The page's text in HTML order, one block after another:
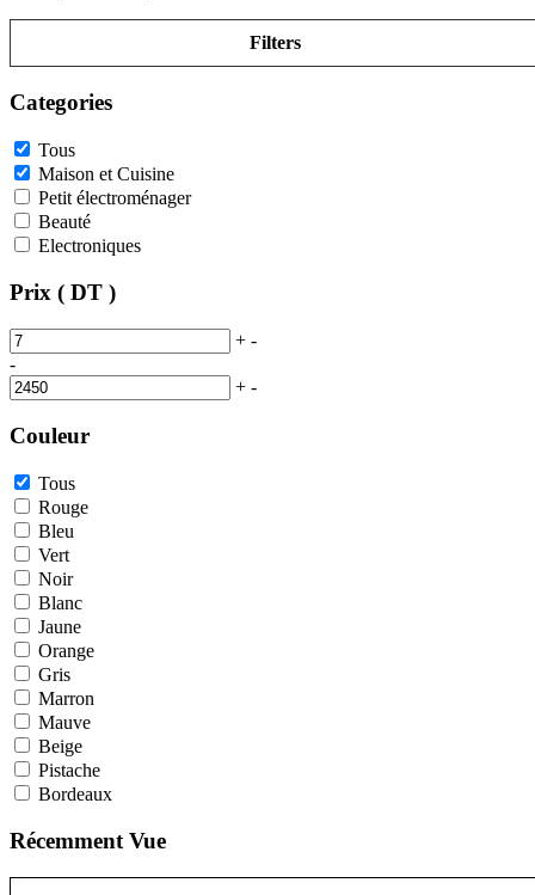
Filters
Categories
Tous
Maison et Cuisine
Petit électroménager
Beauté
Electroniques
Prix ( DT )
+ -
-
+ -
Couleur
Tous
Rouge
Bleu
Vert
Noir
Blanc
Jaune
Orange
Gris
Marron
Mauve
Beige
Pistache
Bordeaux
Récemment Vue